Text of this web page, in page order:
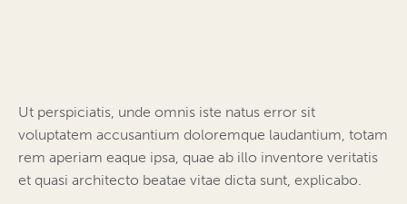
Ut perspiciatis, unde omnis iste natus error sit
voluptatem accusantium doloremque laudantium, totam
rem aperiam eaque ipsa, quae ab illo inventore veritatis
et quasi architecto beatae vitae dicta sunt, explicabo.